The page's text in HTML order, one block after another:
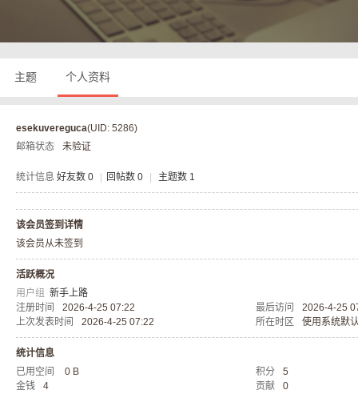
服
主题 个人资料
esekuvereguca(UID: 5286)
邮箱状态
未验证
统计信息 好友数 0 回帖数 0 主题数 1
该会员签到详情
该会员从未签到
活跃概况
用户组 新手上路
注册时间
2026-4-25 07:22 最后访问
2026-4-25
上次发表时间
2026-4-25 07:22 所在时区 使用系统默
统计信息
已用空间
0 B 积分
5
金钱
4 贡献 0